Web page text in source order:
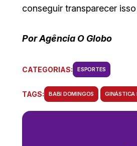
conseguir transparecer
Por Agência O Globo
CATEGORIAS: ESPORTES
TAGS: BABI DOMINGOS GINÁSTICA